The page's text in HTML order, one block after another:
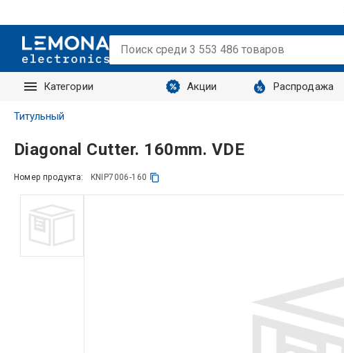
Категории Акции Распродажа
Запросы
Титульный
Diagonal Cutter. 160mm. VDE
Номер продукта: KNIP7006-160